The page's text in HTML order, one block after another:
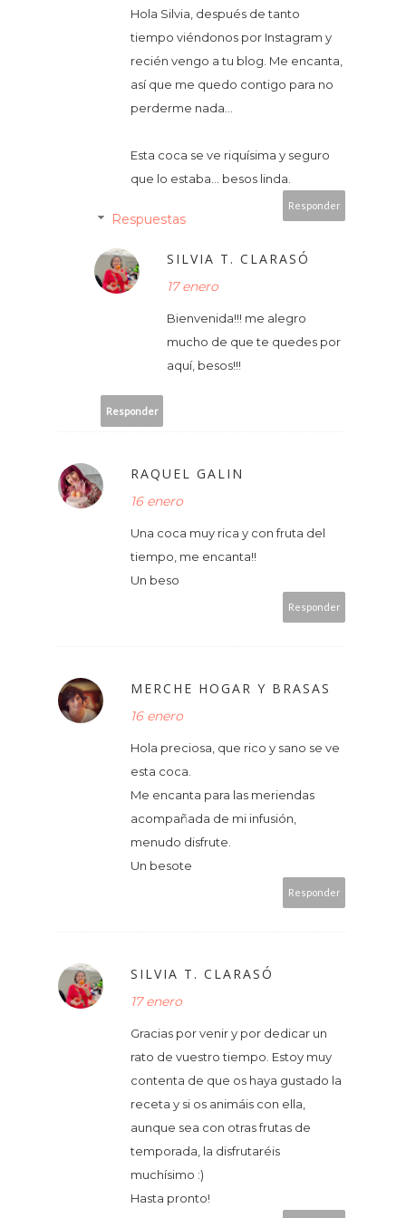
Hola Silvia, después de tanto
tiempo viéndonos por Instagram y
recién vengo a tu blog. Me encanta,
así que me quedo contigo para no
perderme nada...
Esta coca se ve riquísima y seguro
que lo estaba... besos linda.
Responder
Respuestas
SILVIA T. CLARASÓ
17 enero
Bienvenida!!! me alegro
mucho de que te quedes por
aquí, besos!!!
Responder
RAQUEL GALIN
16 enero
Una coca muy rica y con fruta del
tiempo, me encanta!!
Un beso
Responder
MERCHE HOGAR Y BRASAS
16 enero
Hola preciosa, que rico y sano se ve
esta coca.
Me encanta para las meriendas
acompañada de mi infusión,
menudo disfrute.
Un besote
Responder
SILVIA T. CLARASÓ
17 enero
Gracias por venir y por dedicar un
rato de vuestro tiempo. Estoy muy
contenta de que os haya gustado la
receta y si os animáis con ella,
aunque sea con otras frutas de
temporada, la disfrutaréis
muchísimo :)
Hasta pronto!